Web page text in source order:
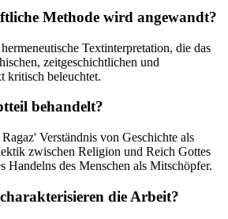
Methode wird angewandt?
Textinterpretation, die das
zeitgeschichtlichen und
kritisch beleuchtet.
behandelt?
Verständnis von Geschichte als
zwischen Religion und Reich Gottes
Handelns des Menschen als Mitschöpfer.
die Arbeit?